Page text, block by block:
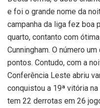
e foi o grande nome da
campanha da liga fez boa
quarto, contanto com
Cunningham. O número
pontos. Contudo, com a
Conferência Leste abriu
conquistou a 19ª vitória
tem 22 derrotas em 26